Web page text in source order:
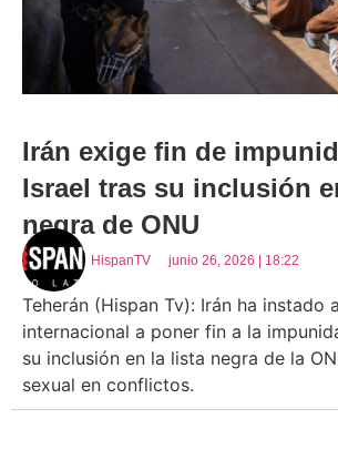
Irán exige fin de
Israel tras su inclusión
negra de ONU
HispanTV junio 26, 2026 | 18:22
Teherán (Hispan Tv): Irán ha instado
internacional a poner fin a la
su inclusión en la lista negra de la
sexual en conflictos.